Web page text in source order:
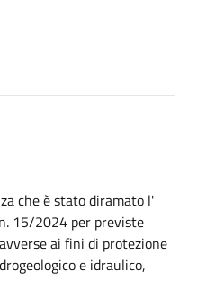
che è stato diramato l'
15/2024 per previste
ai fini di protezione
e idraulico,